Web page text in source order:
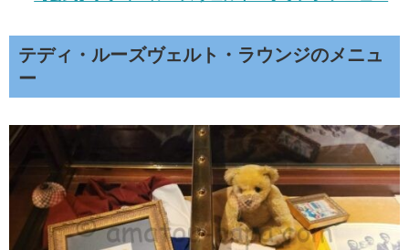
テディ・ルーズヴェルト・ラウンジのメニュ
ー